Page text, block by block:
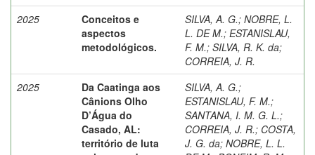
2025
Conceitos e
aspectos
metodológicos.
SILVA, A. G.; NOBRE, L.
L. DE M.; ESTANISLAU,
F. M.; SILVA, R. K. da;
CORREIA, J. R.
2025
Da Caatinga aos
Cânions Olho
D’Água do
Casado, AL:
território de luta
SILVA, A. G.;
ESTANISLAU, F. M.;
SANTANA, I. M. G. L.;
CORREIA, J. R.; COSTA,
J. G. da; NOBRE, L. L.